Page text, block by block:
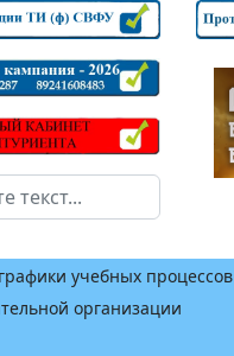
учебных процессов
организации